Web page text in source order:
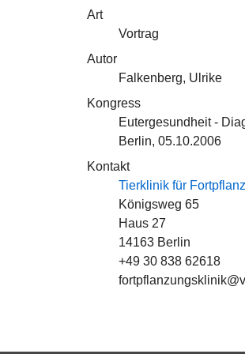
Art
Vortrag
Autor
Falkenberg, Ulrike
Kongress
Eutergesundheit -
Berlin, 05.10.2006
Kontakt
Tierklinik für
Königsweg 65
Haus 27
14163 Berlin
+49 30 838 62618